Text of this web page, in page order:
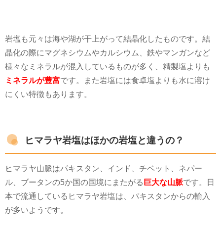
岩塩も元々は海や湖が干上がって結晶化したものです。結
晶化の際にマグネシウムやカルシウム、鉄やマンガンなど
様々なミネラルが混入しているものが多く、精製塩よりも
ミネラルが豊富です。また岩塩には食卓塩よりも水に溶け
にくい特徴もあります。
ヒマラヤ岩塩はほかの岩塩と違うの？
ヒマラヤ山脈はパキスタン、インド、チベット、ネパー
ル、ブータンの5か国の国境にまたがる 巨大な山脈です。日
本で流通しているヒマラヤ岩塩は、パキスタンからの輸入
が多いようです。